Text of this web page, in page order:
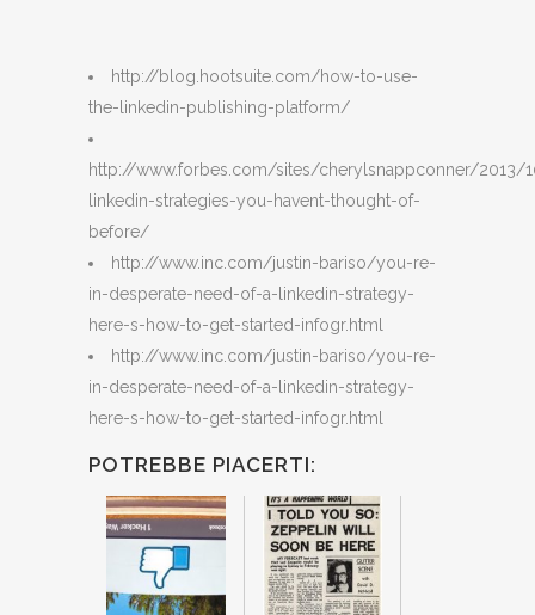
http://blog.hootsuite.com/how-to-use-
the-linkedin-publishing-platform/
http://www.forbes.com/sites/cherylsnappconner/2013/
linkedin-strategies-you-havent-thought-of-
before/
http://www.inc.com/justin-bariso/you-re-
in-desperate-need-of-a-linkedin-strategy-
here-s-how-to-get-started-infogr.html
http://www.inc.com/justin-bariso/you-re-
in-desperate-need-of-a-linkedin-strategy-
here-s-how-to-get-started-infogr.html
POTREBBE PIACERTI: